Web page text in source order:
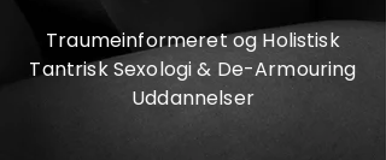
Traumeinformeret og Holistisk
Tantrisk Sexologi & De-Armouring
Uddannelser